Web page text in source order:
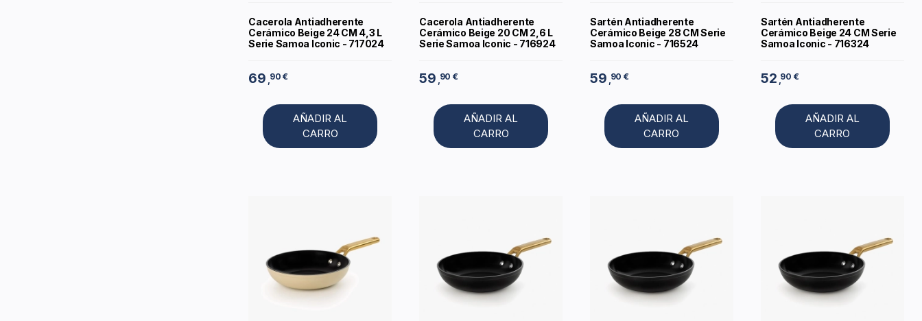
Cacerola Antiadherente
Cerámico Beige 24 CM 4,3 L
Serie Samoa Iconic - 717024
69 90 €
AÑADIR AL
CARRO
Cacerola Antiadherente
Cerámico Beige 20 CM 2,6 L
Serie Samoa Iconic - 716924
59 90 €
AÑADIR AL
CARRO
Sartén Antiadherente
Cerámico Beige 28 CM Serie
Samoa Iconic - 716524
59 90 €
AÑADIR AL
CARRO
Sartén Antiadherente
Cerámico Beige 24 CM Serie
Samoa Iconic - 716324
52 ,90 €
AÑADIR AL
CARRO